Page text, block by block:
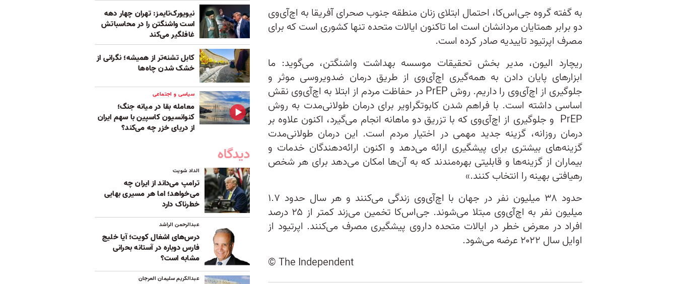
به گفته گروه جی‌اس‌کا، احتمال ابتلای زنان منطقه جنوب صحرای آفریقا به اچ‌آی‌وی
دو برابر همتایان مردانشان است اما تاکنون ایالات متحده تنها کشوری است که برای
مصرف اپرتیود تاییدیه صادر کرده است.
ریچارد الیون، مدیر بخش تحقیقات موسسه بهداشت واشنگتن، می‌گوید: ما
ابزارهای پایان دادن به همه‌گیری اچ‌آی‌وی از طریق درمان ضدویروسی موثر و
جلوگیری از اچ‌آی‌وی را داریم. روش PrEP در حفاظت مردم از ابتلا به اچ‌آی‌وی نقش
اساسی داشته است. با فراهم شدن کابوتگراویر برای درمان طولانی‌مدت به روش
PrEP و جلوگیری از اچ‌آی‌وی که با تزریق دو ماهانه انجام می‌گیرد، اکنون علاوه بر
درمان روزانه، گزینه جدید مهمی در اختیار مردم است. این درمان طولانی‌مدت
گزینه‌های بیشتری برای پیشگیری ارائه می‌دهد و اکنون ارائه‌دهندگان خدمات و
بیماران از گزینه‌ها و قابلیتی بهره‌مندند که به آن‌ها امکان می‌دهد برای هر شخص
رهیافتی بهینه را انتخاب کنند.»
حدود ۳۸ میلیون نفر در جهان با اچ‌آی‌وی زندگی می‌کنند و هر سال حدود ۱.۷
میلیون نفر به اچ‌آی‌وی مبتلا می‌شوند. جی‌اس‌کا تخمین می‌زند کمتر از ۲۵ درصد
افراد در معرض خطر در ایالات متحده داروی پیشگیری مصرف می‌کنند. اپرتیود از
اوایل سال ۲۰۲۲ عرضه می‌شود.
© The Independent
نیویورک‌تایمز: تهران چهار دهه
است واشنگتن را در محاسباتش
غافلگیر می‌کند
کابل تشنه‌تر از همیشه؛ نگرانی از
خشک‌ شدن چاه‌ها
سیاسی و اجتماعی
معامله بقا در میانه جنگ؛
کنوانسیون کاسپین با سهم ایران
از دریای خزر چه می‌کند؟
دیدگاه
الداد شویت
ترامپ می‌داند از ایران چه
می‌خواهد؛ اما هر مسیری بهایی
خطرناک دارد
عبدالرحمن الراشد
درس‌های اشغال کویت؛ آیا خلیج
فارس دوباره در آستانه بحرانی
مشابه است؟
عبدالکریم سلیمان العرجان